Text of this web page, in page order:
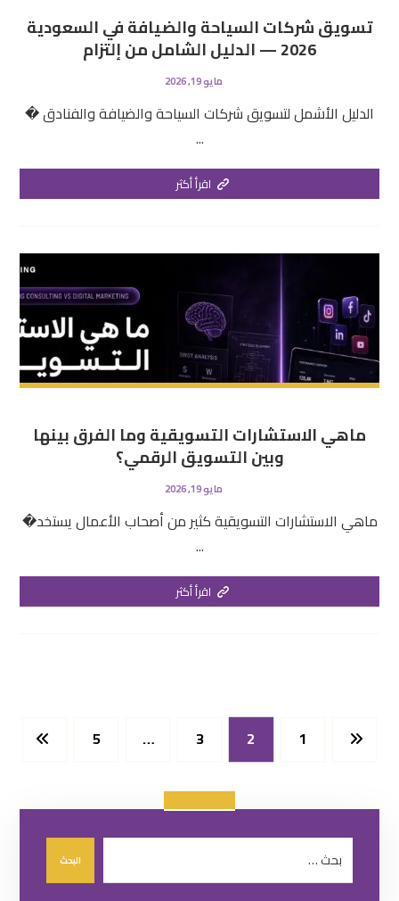
تسويق شركات السياحة والضيافة في السعودية
2026 — الدليل الشامل من إلتزام
مايو 19, 2026
الدليل الأشمل لتسويق شركات السياحة والضيافة والفنادق �
...
اقرأ أكثر
ماهي الاستشارات التسويقية وما الفرق بينها
وبين التسويق الرقمي؟
مايو 19, 2026
ماهي الاستشارات التسويقية كثير من أصحاب الأعمال يستخد�
...
اقرأ أكثر
1
2
3
…
5